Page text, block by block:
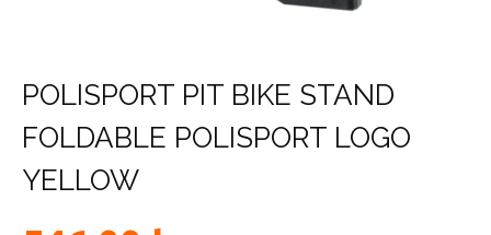
POLISPORT PIT BIKE STAND
FOLDABLE POLISPORT LOGO
YELLOW